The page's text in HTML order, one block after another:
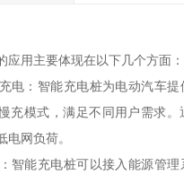
应用主要体现在以下几个方面：
电：智能充电桩为电动汽车提
充模式，满足不同用户需求
电网负荷。
智能充电桩可以接入能源管